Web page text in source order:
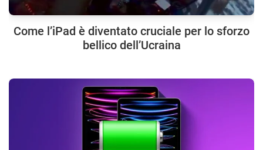
Come l’iPad è diventato cruciale per lo sforzo
bellico dell’Ucraina